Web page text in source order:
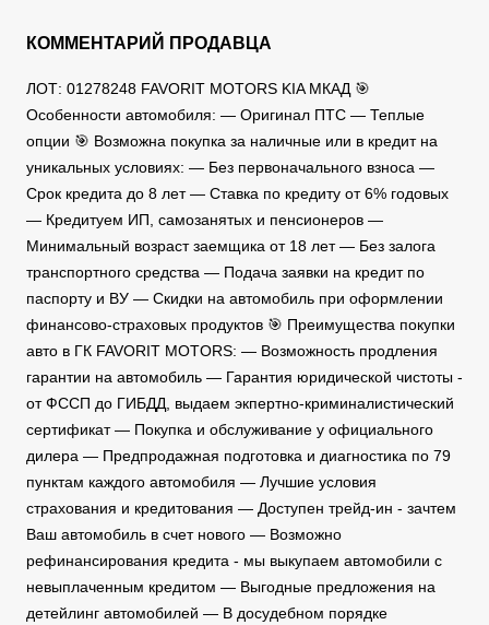
КОММЕНТАРИЙ ПРОДАВЦА
ЛОТ: 01278248 FAVORIT MOTORS KIA МКАД 🎯
Особенности автомобиля: — Оригинал ПТС — Теплые
опции 🎯 Возможна покупка за наличные или в кредит на
уникальных условиях: — Без первоначального взноса —
Срок кредита до 8 лет — Ставка по кредиту от 6% годовых
— Кредитуем ИП, самозанятых и пенсионеров —
Минимальный возраст заемщика от 18 лет — Без залога
транспортного средства — Подача заявки на кредит по
паспорту и ВУ — Скидки на автомобиль при оформлении
финансово-страховых продуктов 🎯 Преимущества покупки
авто в ГК FAVORIT MOTORS: — Возможность продления
гарантии на автомобиль — Гарантия юридической чистоты -
от ФССП до ГИБДД, выдаем экпертно-криминалистический
сертификат — Покупка и обслуживание у официального
дилера — Предпродажная подготовка и диагностика по 79
пунктам каждого автомобиля — Лучшие условия
страхования и кредитования — Доступен трейд-ин - зачтем
Ваш автомобиль в счет нового — Возможно
рефинансирования кредита - мы выкупаем автомобили с
невыплаченным кредитом — Выгодные предложения на
детейлинг автомобилей — В досудебном порядке